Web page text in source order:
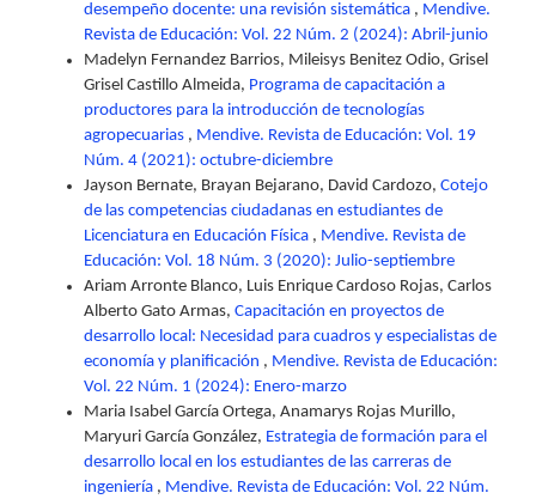
desempeño docente: una revisión sistemática , Mendive.
Revista de Educación: Vol. 22 Núm. 2 (2024): Abril-junio
Madelyn Fernandez Barrios, Mileisys Benitez Odio, Grisel
Grisel Castillo Almeida, Programa de capacitación a
productores para la introducción de tecnologías
agropecuarias , Mendive. Revista de Educación: Vol. 19
Núm. 4 (2021): octubre-diciembre
Jayson Bernate, Brayan Bejarano, David Cardozo, Cotejo
de las competencias ciudadanas en estudiantes de
Licenciatura en Educación Física , Mendive. Revista de
Educación: Vol. 18 Núm. 3 (2020): Julio-septiembre
Ariam Arronte Blanco, Luis Enrique Cardoso Rojas, Carlos
Alberto Gato Armas, Capacitación en proyectos de
desarrollo local: Necesidad para cuadros y especialistas de
economía y planificación , Mendive. Revista de Educación:
Vol. 22 Núm. 1 (2024): Enero-marzo
Maria Isabel García Ortega, Anamarys Rojas Murillo,
Maryuri García González, Estrategia de formación para el
desarrollo local en los estudiantes de las carreras de
ingeniería , Mendive. Revista de Educación: Vol. 22 Núm.